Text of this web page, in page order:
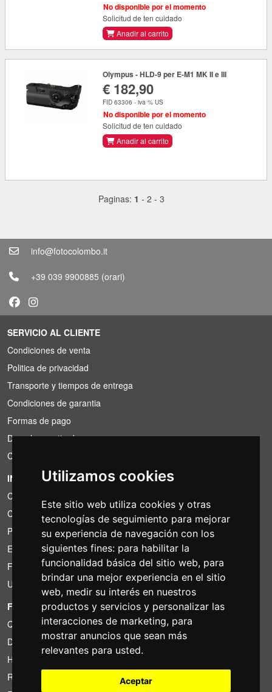
Utilizamos cookies
Este sitio web utiliza cookies y otras
tecnologías de seguimiento para mejorar
su experiencia de navegación con los
siguientes fines: para habilitar la
funcionalidad básica del sitio web, para
brindar una mejor experiencia en el sitio
web, medir su interés en nuestros
productos y servicios y personalizar las
interacciones de marketing, para
mostrar anuncios que sean más
relevantes para usted.
Aceptar
No disponible por el momento
Solicitud de ten cuidado
Anadir al carrito
Olympus - HLD-9 per E-M1 MK II e III
€ 182,90
FID 63306 - iva % US
No disponible por el momento
Solicitud de ten cuidado
Anadir al carrito
Paginas: 1 - 2 - 3
info@fotocolombo.it
+39 039 9900885 (orari)
SERVICIO AL CLIENTE
Condiciones de venta
Politica de privacidad
Transporte y tiempos de entrega
Condiciones de garantia
Formas de pago
Derecho a retirada
Condiciones de IVA
INFORMACIÓN
Condiciones de alquiler
Cotizaciones
Paquetes de ahorro
Encontrado por menos?
Financiacion
Uso
FOTOCOLOMBO.IT
Quienes somos
Donde estamos
Horario de la tienda
Resenas sobre Trovaprezzi